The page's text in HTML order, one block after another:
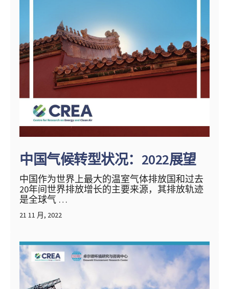
中国气候转型状况：2022展望
中国作为世界上最大的温室气体排放国和过去
20年间世界排放增长的主要来源，其排放轨迹
是全球气 …
21 11 月, 2022